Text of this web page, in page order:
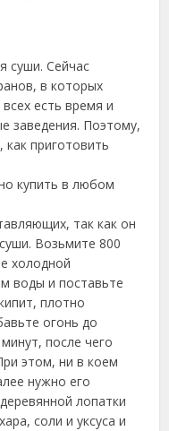
суши. Сейчас
в которых
есть время и
заведения. Поэтому,
приготовить
купить в любом
так как он
Возьмите 800
холодной
воды и поставьте
плотно
огонь до
после чего
этом, ни в коем
нужно его
лопатки
соли и уксуса и